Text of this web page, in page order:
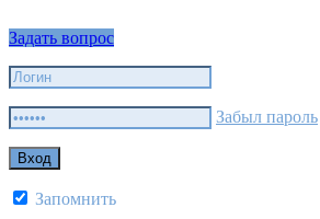
Задать вопрос
Забыл пароль
Запомнить